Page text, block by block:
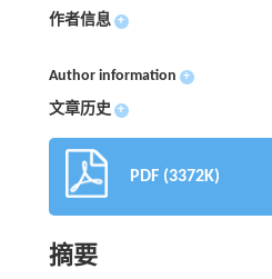
作者信息 +
Author information +
文章历史 +
PDF (3372K)
摘要